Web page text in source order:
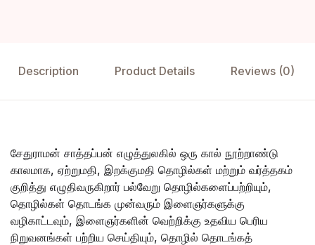
Description Product Details Reviews (0)
சேதுராமன் சாத்தப்பன் எழுத்துலகில் ஒரு கால் நூற்றாண்டு
காலமாக, ஏற்றுமதி, இறக்குமதி தொழில்கள் மற்றும் வர்த்தகம்
குறித்து எழுதிவருகிறார் பல்வேறு தொழில்களைப்பற்றியும்,
தொழில்கள் தொடங்க முன்வரும் இளைஞர்களுக்கு
வழிகாட்டவும், இளைஞர்களின் வெற்றிக்கு உதவிய பெரிய
நிறுவனங்கள் பற்றிய செய்தியும், தொழில் தொடங்கத்